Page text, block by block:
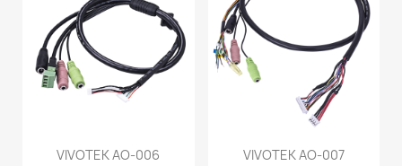
VIVOTEK AO-006 VIVOTEK AO-007